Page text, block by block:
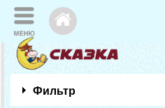
Фильтр